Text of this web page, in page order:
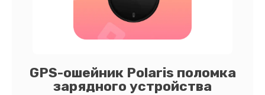
GPS-ошейник Polaris поломка
зарядного устройства